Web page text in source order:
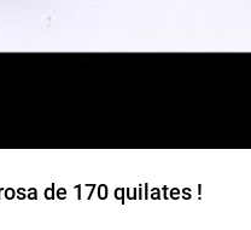
de 170 quilates !